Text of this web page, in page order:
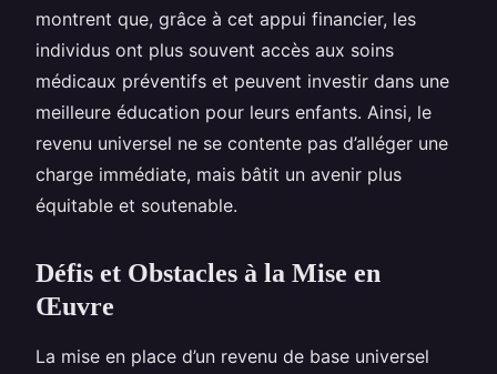
montrent que, grâce à cet appui financier, les
individus ont plus souvent accès aux soins
médicaux préventifs et peuvent investir dans une
meilleure éducation pour leurs enfants. Ainsi, le
revenu universel ne se contente pas d’alléger une
charge immédiate, mais bâtit un avenir plus
équitable et soutenable.
Défis et Obstacles à la Mise en
Œuvre
La mise en place d’un revenu de base universel